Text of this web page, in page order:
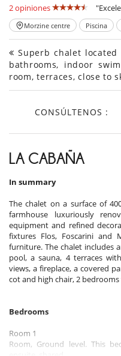
2 opiniones
Morzine centre Piscina
Superb chalet
bathrooms, indoor
room, terraces, close to
CONSÚLTENOS :
LA CABAÑA
In summary
The chalet on a surface of
farmhouse luxuriously
equipment and refined
fixtures Flos, Foscarini and
furniture. The chalet includes
pool, a sauna, 4 terraces
views, a fireplace, a covered
cot and high chair, 2
Bedrooms
Room 1
Room, Ground level. This